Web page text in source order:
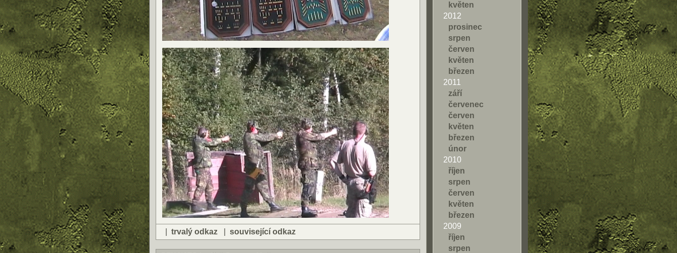
trvalý odkaz související odkaz
květen
2012
prosinec
srpen
červen
květen
březen
2011
září
červenec
červen
květen
březen
únor
2010
říjen
srpen
červen
květen
březen
2009
říjen
srpen